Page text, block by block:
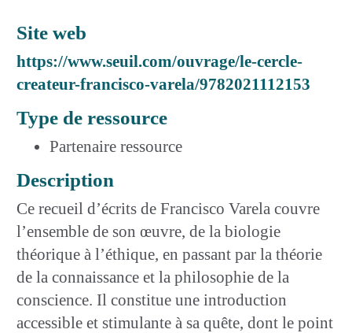
Site web
https://www.seuil.com/ouvrage/le-cercle-
createur-francisco-varela/9782021112153
Type de ressource
Partenaire ressource
Description
Ce recueil d’écrits de Francisco Varela couvre
l’ensemble de son œuvre, de la biologie
théorique à l’éthique, en passant par la théorie
de la connaissance et la philosophie de la
conscience. Il constitue une introduction
accessible et stimulante à sa quête, dont le point